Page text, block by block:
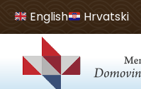
Open toolbar
English Hrvatski